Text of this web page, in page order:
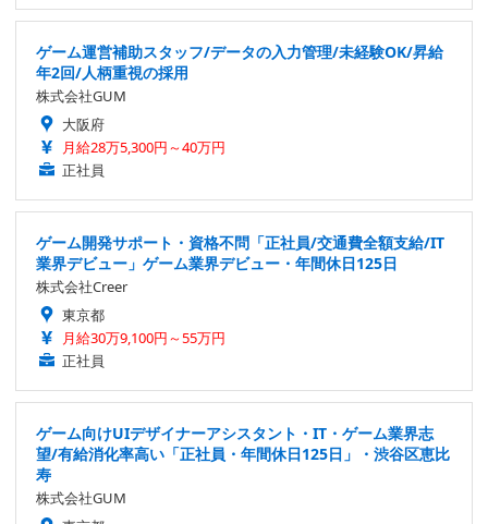
ゲーム運営補助スタッフ/データの入力管理/未経験OK/昇給
年2回/人柄重視の採用
株式会社GUM
大阪府
月給28万5,300円～40万円
正社員
ゲーム開発サポート・資格不問「正社員/交通費全額支給/IT
業界デビュー」ゲーム業界デビュー・年間休日125日
株式会社Creer
東京都
月給30万9,100円～55万円
正社員
ゲーム向けUIデザイナーアシスタント・IT・ゲーム業界志
望/有給消化率高い「正社員・年間休日125日」・渋谷区恵比
寿
株式会社GUM